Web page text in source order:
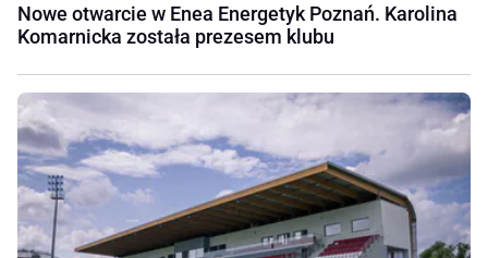
Nowe otwarcie w Enea Energetyk Poznań. Karolina
Komarnicka została prezesem klubu